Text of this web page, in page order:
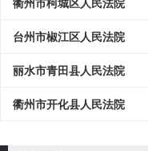
台州市椒江区人民法院
丽水市青田县人民法院
衢州市开化县人民法院